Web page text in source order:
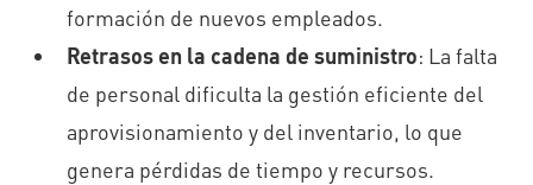
formación de nuevos empleados.
Retrasos en la cadena de suministro: La falta
de personal dificulta la gestión eficiente del
aprovisionamiento y del inventario, lo que
genera pérdidas de tiempo y recursos.